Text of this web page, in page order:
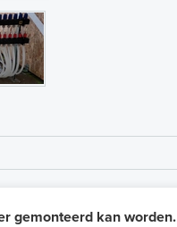
gemonteerd kan worden.